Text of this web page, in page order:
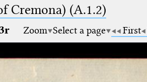
Cremona) (A.1.2)
Zoom Select a page First